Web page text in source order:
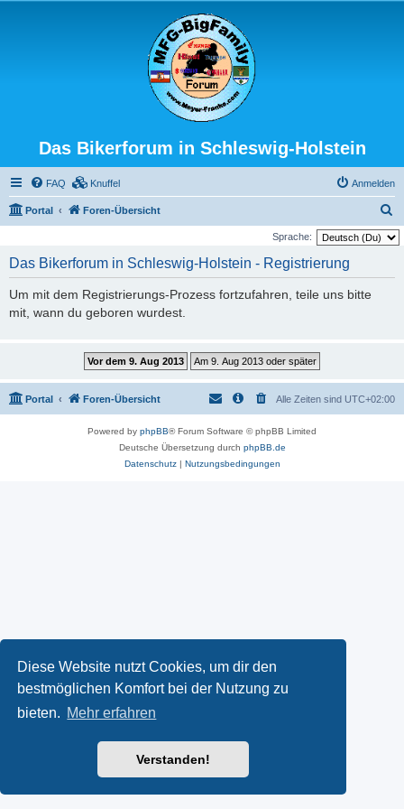
Diese Website nutzt Cookies, um dir den
bestmöglichen Komfort bei der Nutzung zu
bieten. Mehr erfahren
Verstanden!
Das Bikerforum in Schleswig-Holstein
FAQ Knuffel Anmelden
Portal Foren-Übersicht
u
Sprache:
Das Bikerforum in Schleswig-Holstein - Registrierung
Um mit dem Registrierungs-Prozess fortzufahren, teile uns bitte
mit, wann du geboren wurdest.
Portal Foren-Übersicht Alle Zeiten sind UTC+02:00
Powered by phpBB® Forum Software © phpBB Limited
Deutsche Übersetzung durch phpBB.de
Datenschutz| Nutzungsbedingungen